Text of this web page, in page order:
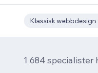
Klassisk webbdesign
1 684 specialister